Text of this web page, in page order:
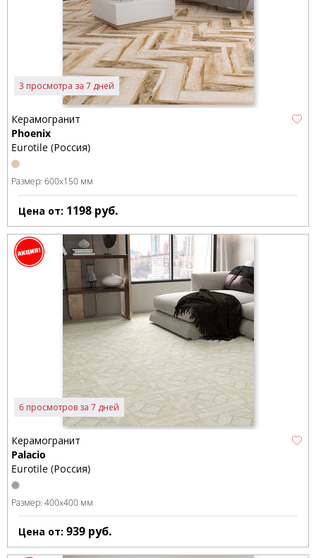
3 просмотра за 7 дней
Керамогранит
Phoenix
Eurotile (Россия)
Размер: 600x150 мм
Цена от: 1198 руб.
6 просмотров за 7 дней
Керамогранит
Palacio
Eurotile (Россия)
Размер: 400x400 мм
Цена от: 939 руб.